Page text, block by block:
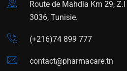
Route de Mahdia Km 29,
3036, Tunisie.
(+216)74 899 777
contact@pharmacare.tn